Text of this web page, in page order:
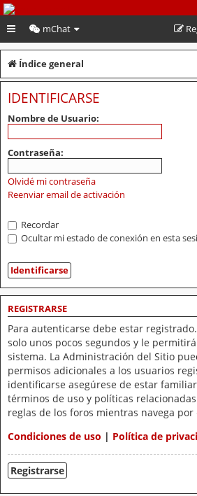
PeruVoley.com
mChat
Índice general
IDENTIFICARSE
Nombre de Usuario:
Contraseña:
Olvidé mi contraseña
Reenviar email de activación
Recordar
Ocultar mi estado de conexión en esta
REGISTRARSE
Para autenticarse debe estar
solo unos pocos segundos y le
sistema. La Administración del Sitio
permisos adicionales a los usuarios
identificarse asegúrese de estar
términos de uso y políticas
reglas de los foros mientras navega por
Condiciones de uso | Política de
Registrarse